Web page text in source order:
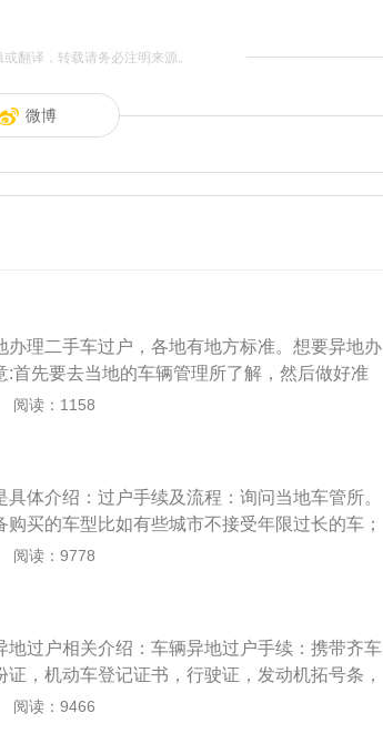
翻译，转载请务必注明来源。
微博
办理二手车过户，各地有地方标准。想要异地办
首先要去当地的车辆管理所了解，然后做好准
，对于材料的准备要求也是不同的。车辆异地
件复印件两份，双方各执一份；（2）购车时给
；（3）车辆行驶证，比较重要，需要原件和复
记证书，也需要复印件。3.证件准备好后，需要
关手续。先去当地车辆管理处对嫌疑车辆进行
始处理；（1）卖方所需准备的手续①、原车
车行驶证、机动车所有权转移的来历证明；
购车发票(或上次过户发票)原件及复印件各1
除海关监管的机动车，还应当提交《中华人民
的单位或者个人的，还应当提交车辆购置税的
阅读：1158
体介绍：过户手续及流程：询问当地车管所。
买的车型比如有些城市不接受年限过长的车；
份证件，双方要准备两份，一份原件一份复印
标准，车主在进行异地过户前要去到当地的车管
阅读：9778
地过户相关介绍：车辆异地过户手续：携带齐车
，机动车登记证书，行驶证，发动机拓号条，
车辆过户办理地点：就是把车辆所属人的名称
阅读：9466